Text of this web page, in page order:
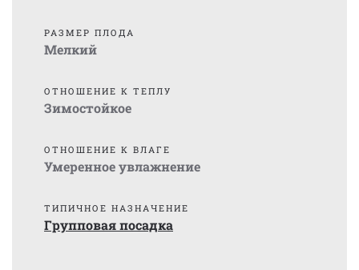
РАЗМЕР ПЛОДА
Мелкий
ОТНОШЕНИЕ К ТЕПЛУ
Зимостойкое
ОТНОШЕНИЕ К ВЛАГЕ
Умеренное увлажнение
ТИПИЧНОЕ НАЗНАЧЕНИЕ
Групповая посадка